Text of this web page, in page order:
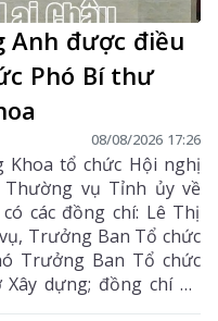
Anh được điều
Phó Bí thư
08/08/2026 17:26
Khoa tổ chức Hội nghị
vụ Tỉnh ủy về
các đồng chí: Lê Thị
Trưởng Ban Tổ chức
Trưởng Ban Tổ chức
dựng; đồng chí Lò
tịch HĐND xã Mường